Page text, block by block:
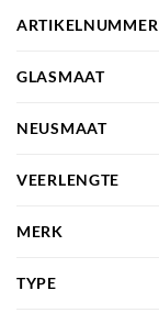
ARTIKELNUMMER
GLASMAAT
NEUSMAAT
VEERLENGTE
MERK
TYPE